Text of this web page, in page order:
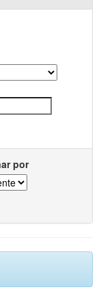
por